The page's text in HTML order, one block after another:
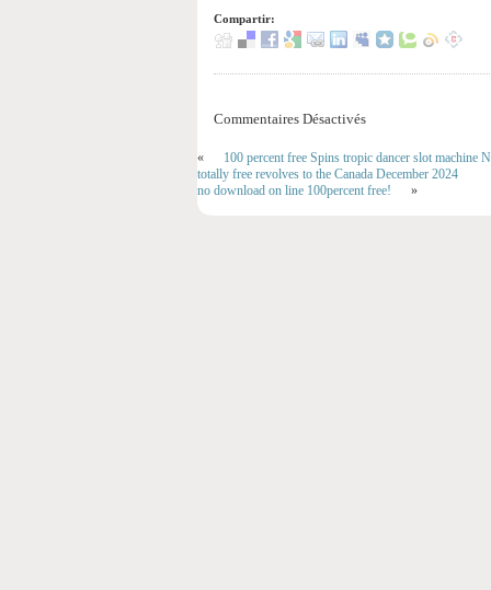
Compartir:
Commentaires Désactivés
«
100 percent free Spins tropic dancer slot machine
totally free revolves to the Canada December 2024
no download on line 100percent free!
»